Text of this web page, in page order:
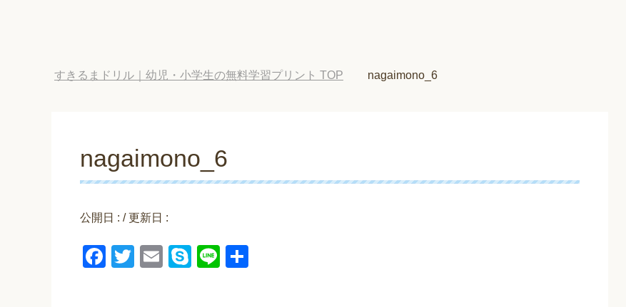
すきるまドリル｜幼児・小学生の無料学習プリント TOP nagaimono_6
nagaimono_6
公開日 : / 更新日 :
F
T
E
S
Li